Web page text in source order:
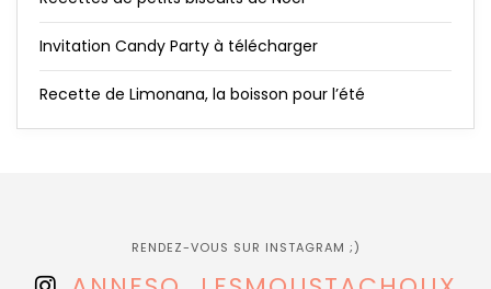
Invitation Candy Party à télécharger
Recette de Limonana, la boisson pour l’été
RENDEZ-VOUS SUR INSTAGRAM ;)